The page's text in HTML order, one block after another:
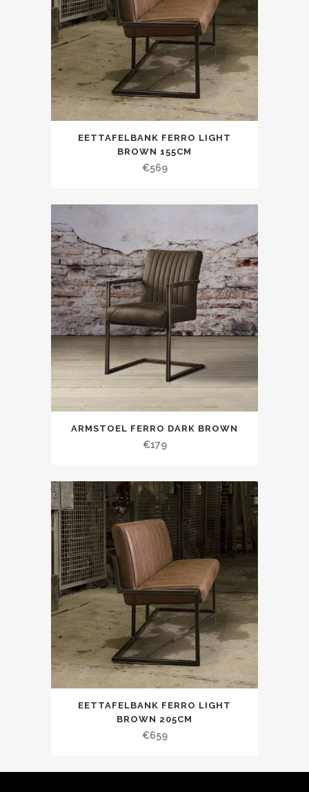
EETTAFELBANK FERRO LIGHT
BROWN 155CM
€569
ARMSTOEL FERRO DARK BROWN
€179
EETTAFELBANK FERRO LIGHT
BROWN 205CM
€659